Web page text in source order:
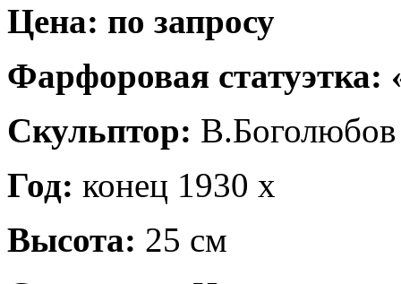
Цена: по запросу
Фарфоровая статуэтка:
Скульптор: В.Боголюбов
Год: конец 1930 х
Высота: 25 см